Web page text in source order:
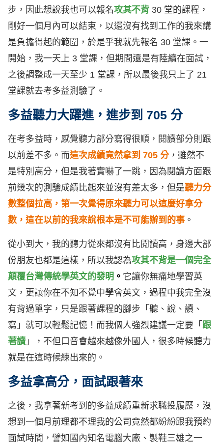
步，因此想說我也可以報名攻其不背 30 堂的課程，
剛好一個月內可以結束，以還沒有找到工作的我來講
是負擔得起的範圍，於是乎我就先報名 30 堂課。一
開始，我一天上 3 堂課，但期間還是有陸續在面試，
之後調整成一天至少 1 堂課，所以最後我只上了 21
堂課就去考多益測驗了。
多益聽力大躍進，進步到 705 分
在考多益時，感覺聽力部分寫得很順，閱讀部分則跟
以前差不多。而這次成績竟然拿到 705 分，雖然不
是特別高分，但是我著實嚇了一跳，因為閱讀方面跟
前幾次的測驗成績比起來並沒有差太多，但是聽力分
數整個拉高，第一次覺得原來聽力可以這麼好拿分
數，這在以前的我來說根本是不可能辦到的事 。
從小到大，我的聽力從來都沒有比閱讀高，身邊大部
份朋友也都是這樣，所以我認為攻其不背是一個完全
顛覆台灣傳統學英文的發明 。 它讓你無痛地學習英
文，更讓你在不知不覺中學會英文，過程中我完全沒
有背過單字，只是跟著課程的腳步「聽、說、讀、
寫」就可以輕鬆記憶！而我個人強烈建議一定要「 跟
著讀 」，不但口音會越來越像外國人，很多時候聽力
就是在這時候練出來的。
多益拿高分，面試跟著來
之後，我拿著新考到的多益成績重新求職投履歷，沒
想到一個月前理都不理我的公司竟然都紛紛跟我預約
面試時間，譬如國內知名電腦大廠、製鞋三雄之一